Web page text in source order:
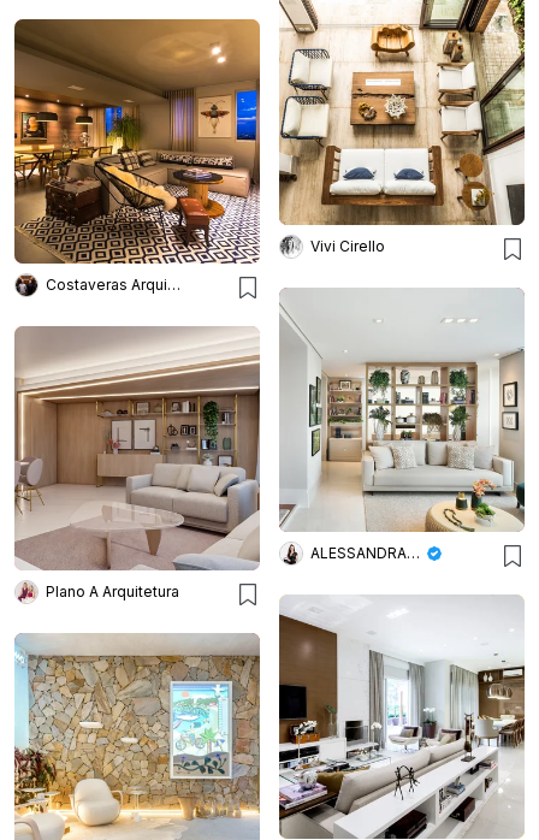
Vivi Cirello
Costaveras Arquitetos
ALESSANDRA BRAGGION ARQUITETURA & INTERIORES
Plano A Arquitetura